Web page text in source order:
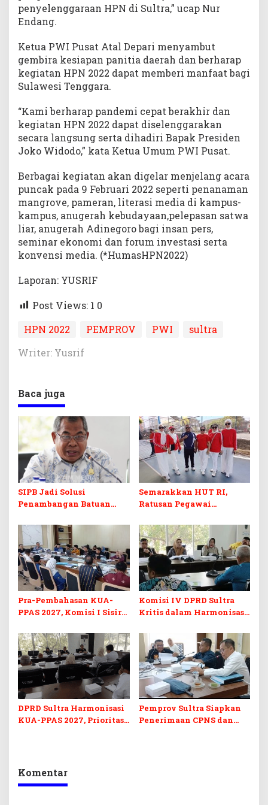
penyelenggaraan HPN di Sultra,” ucap Nur
Endang.
Ketua PWI Pusat Atal Depari menyambut
gembira kesiapan panitia daerah dan berharap
kegiatan HPN 2022 dapat memberi manfaat bagi
Sulawesi Tenggara.
“Kami berharap pandemi cepat berakhir dan
kegiatan HPN 2022 dapat diselenggarakan
secara langsung serta dihadiri Bapak Presiden
Joko Widodo,” kata Ketua Umum PWI Pusat.
Berbagai kegiatan akan digelar menjelang acara
puncak pada 9 Februari 2022 seperti penanaman
mangrove, pameran, literasi media di kampus-
kampus, anugerah kebudayaan,pelepasan satwa
liar, anugerah Adinegoro bagi insan pers,
seminar ekonomi dan forum investasi serta
konvensi media. (*HumasHPN2022)
Laporan: YUSRIF
Post Views: 1 0
HPN 2022
PEMPROV PWI
sultra
Writer: Yusrif
Baca juga
SIPB Jadi Solusi
Penambangan Batuan
di Sultra
Semarakkan HUT RI,
Ratusan Pegawai
Ikuti Lomba Bola Gotong
Pra-Pembahasan KUA-
PPAS 2027, Komisi I Sisir
Berkelanjutan
Komisi IV DPRD Sultra
Kritis dalam Harmonisasi
Perubahan APBD 2026
DPRD Sultra Harmonisasi
KUA-PPAS 2027, Prioritas
Pemprov Sultra Siapkan
Penerimaan CPNS dan
Komentar